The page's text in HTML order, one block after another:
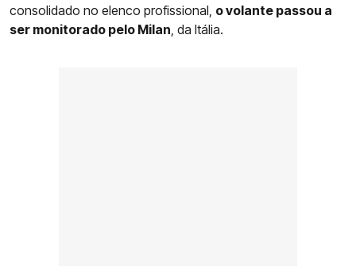
consolidado no elenco profissional, o volante passou a
ser monitorado pelo Milan , da Itália.